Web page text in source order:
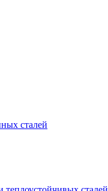
сталей